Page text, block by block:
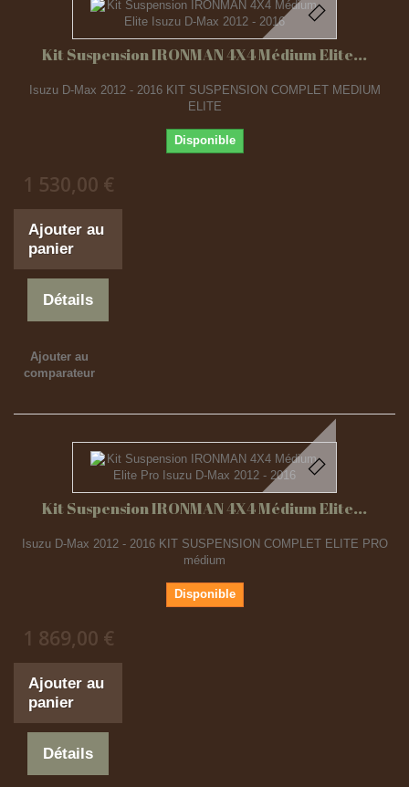
Kit Suspension IRONMAN 4X4 Médium Elite...
Isuzu D-Max 2012 - 2016 KIT SUSPENSION COMPLET MEDIUM
ELITE
Disponible
1 530,00 €
Ajouter au
panier
Détails
Ajouter au
comparateur
Kit Suspension IRONMAN 4X4 Médium Elite...
Isuzu D-Max 2012 - 2016 KIT SUSPENSION COMPLET ELITE PRO
médium
Disponible
1 869,00 €
Ajouter au
panier
Détails